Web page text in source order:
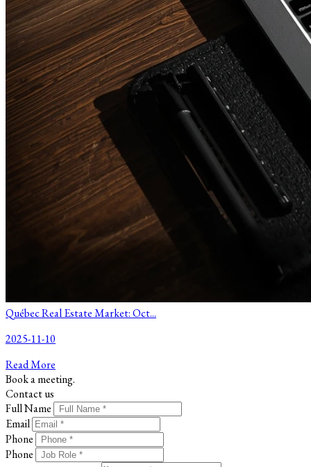
Québec Real Estate Market: Oct...
2025-11-10
Read More
Book a meeting.
Contact us
Full Name
Email
Phone
Phone